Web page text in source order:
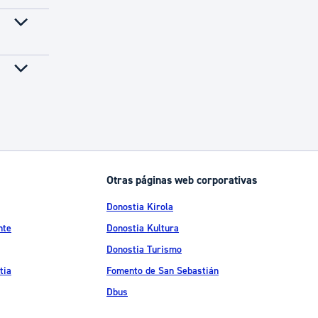
Otras páginas web corporativas
Donostia Kirola
Donostia Kultura
Donostia Turismo
Fomento de San Sebastián
Dbus